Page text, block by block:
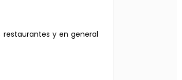
restaurantes y en general